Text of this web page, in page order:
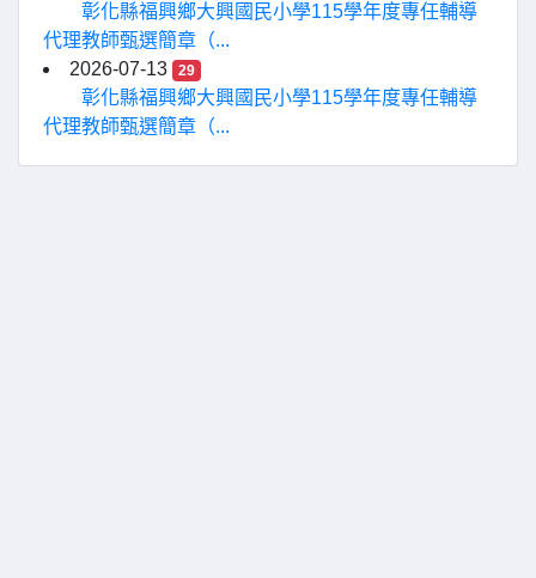
彰化縣福興鄉大興國民小學115學年度專任輔導
代理教師甄選簡章（...
2026-07-13
29
彰化縣福興鄉大興國民小學115學年度專任輔導
代理教師甄選簡章（...